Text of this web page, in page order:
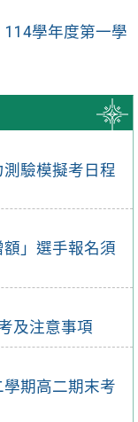
測驗模擬考日程
」選手報名須
及注意事項
學期高二期末考
114學年度第一學